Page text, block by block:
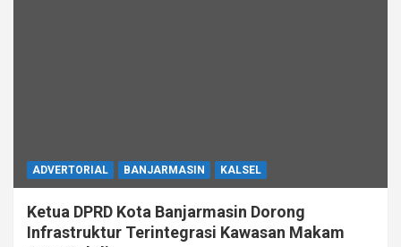
ADVERTORIAL BANJARMASIN KALSEL
Ketua DPRD Kota Banjarmasin Dorong
Infrastruktur Terintegrasi Kawasan Makam